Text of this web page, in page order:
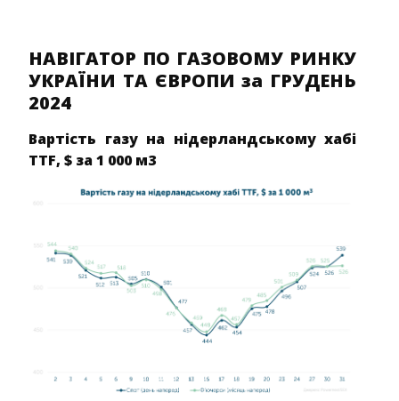
НАВІГАТОР ПО ГАЗОВОМУ РИНКУ
УКРАЇНИ ТА ЄВРОПИ за ГРУДЕНЬ
2024
Вартість газу на нідерландському хабі
TTF, $ за 1 000 м3